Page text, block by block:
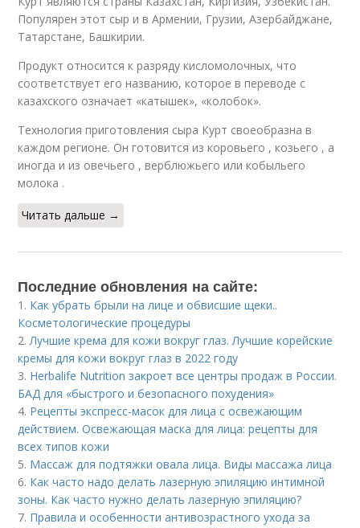
Популярен этот сыр и в Армении, Грузии, Азербайджане,
Татарстане, Башкирии.
Продукт относится к разряду кисломолочных, что
соответствует его названию, которое в переводе с
казахского означает «катышек», «колобок».
Технология приготовления сыра Курт своеобразна в
каждом регионе. Он готовится из коровьего , козьего , а
иногда и из овечьего , верблюжьего или кобыльего
молока .
Читать дальше →
Последние обновления на сайте:
1. Как убрать брыли на лице и обвисшие щеки..
Косметологические процедуры
2.Лучшие крема для кожи вокруг глаз. Лучшие корейские
кремы для кожи вокруг глаз в 2022 году
3. Herbalife Nutrition закроет все центры продаж в России.
БАД для «быстрого и безопасного похудения»
4. Рецепты экспресс-масок для лица с освежающим
действием. Освежающая маска для лица: рецепты для
всех типов кожи
5. Массаж для подтяжки овала лица. Виды массажа лица
6. Как часто надо делать лазерную эпиляцию интимной
зоны. Как часто нужно делать лазерную эпиляцию?
7. Правила и особенности антивозрастного ухода за